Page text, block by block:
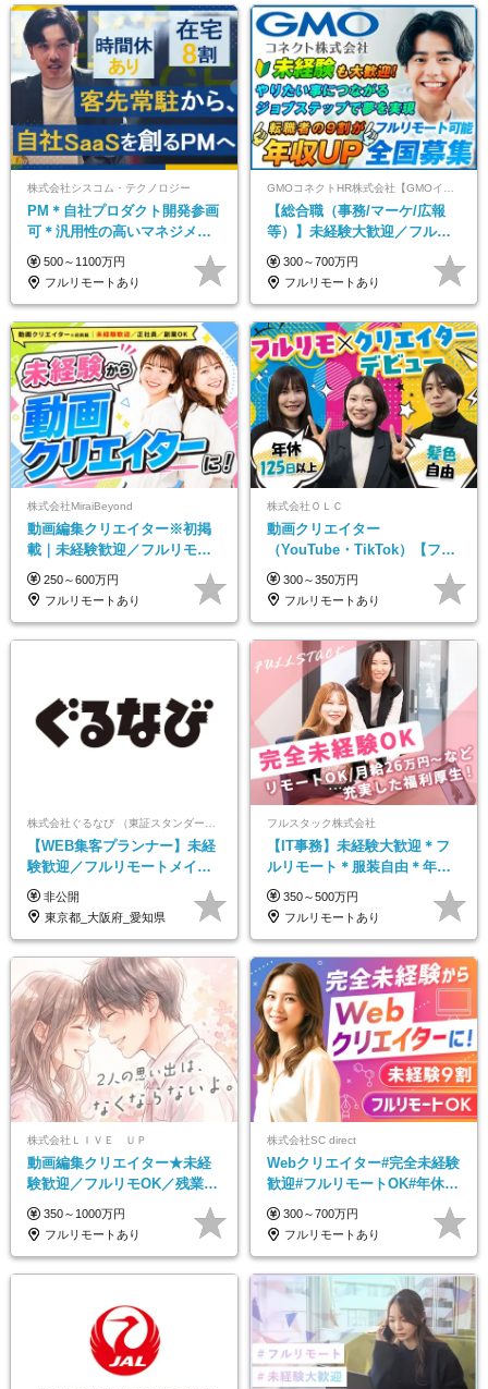
株式会社シスコム・テクノロジー
PM＊自社プロダクト開発参画
可＊汎用性の高いマネジメン
トスキル＊年収1000万以上可
500～1100万円
フルリモートあり
GMOコネクトHR株式会社【GMOインターネットグループ】
【総合職（事務/マーケ/広報
等）】未経験大歓迎／フルリ
モ可で全国募集！年収アップ
多数★年休最大130日★
300～700万円
フルリモートあり
株式会社MiraiBeyond
動画編集クリエイター※初掲
載｜未経験歓迎／フルリモー
トOK／副業OK
250～600万円
フルリモートあり
株式会社ＯＬＣ
動画クリエイター
（YouTube・TikTok）【フレ
ックス/フルリモ】未経験OK
｜Web研修1年間｜副業OK
300～350万円
フルリモートあり
【WEB集客プランナー】未経
験歓迎／フルリモートメイン
／プライム上場／土日祝休み
／東京・大阪・名古屋
非公開
東京都_大阪府_愛知県
フルスタック株式会社
【IT事務】未経験大歓迎＊フ
ルリモート＊服装自由＊年休
125日以上＊残業なし＊月給26
万円以上
350～500万円
フルリモートあり
株式会社ＬＩＶＥ ＵＰ
動画編集クリエイター★未経
験歓迎／フルリモOK／残業な
し／年間休日125日／髪・服・
ネイル自由／研修充実で安心
350～1000万円
フルリモートあり
株式会社SC direct
Webクリエイター#完全未経験
歓迎#フルリモートOK#年休
130日#残業月5h以下#全国募
集#最大1年の研修
300～700万円
フルリモートあり